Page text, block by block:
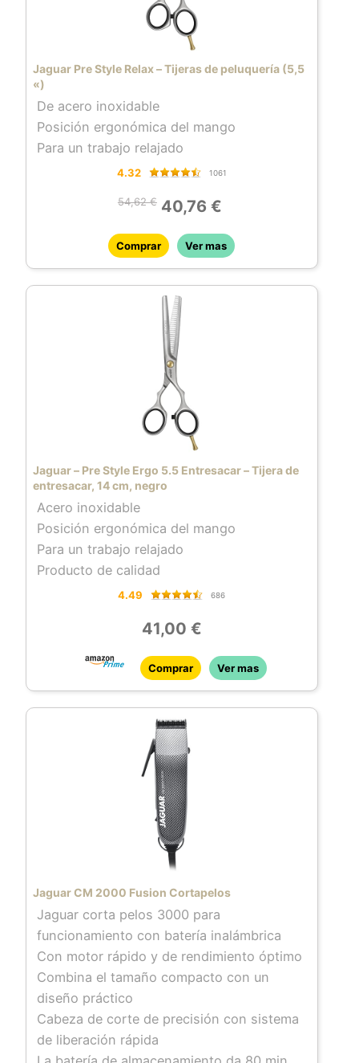
Jaguar Pre Style Relax – Tijeras de peluquería (5,5
«)
De acero inoxidable
Posición ergonómica del mango
Para un trabajo relajado
4.32 1061
54,62 € 40,76 €
Comprar Ver mas
Jaguar – Pre Style Ergo 5.5 Entresacar – Tijera de
entresacar, 14 cm, negro
Acero inoxidable
Posición ergonómica del mango
Para un trabajo relajado
Producto de calidad
4.49 686
41,00 €
Comprar Ver mas
Jaguar CM 2000 Fusion Cortapelos
Jaguar corta pelos 3000 para
funcionamiento con batería inalámbrica
Con motor rápido y de rendimiento óptimo
Combina el tamaño compacto con un
diseño práctico
Cabeza de corte de precisión con sistema
de liberación rápida